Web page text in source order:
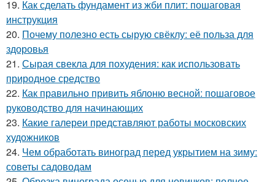
19. Как сделать фундамент из жби плит: пошаговая
инструкция
20. Почему полезно есть сырую свёклу: её польза для
здоровья
21. Сырая свекла для похудения: как использовать
природное средство
22. Как правильно привить яблоню весной: пошаговое
руководство для начинающих
23. Какие галереи представляют работы московских
художников
24. Чем обработать виноград перед укрытием на зиму:
советы садоводам